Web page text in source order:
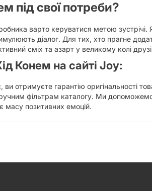
під свої потреби?
варто керуватися метою
діалог. Для тих, хто прагне
сміх та азарт у великому колі
Конем на сайті Joy:
отримуєте гарантію оригінальності
фільтрам каталогу. Ми
масу позитивних емоцій.